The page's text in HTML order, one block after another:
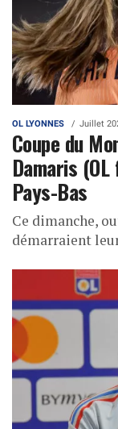
OL LYONNES Juillet
Coupe du
Damaris
Pays-Bas
Ce dimanche,
démarraient